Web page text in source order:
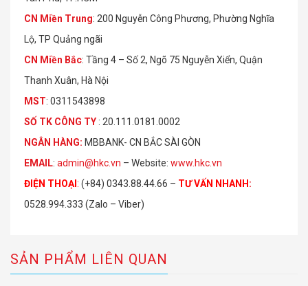
CN Miền Trung: 200 Nguyễn Công Phương, Phường Nghĩa
Lộ, TP Quảng ngãi
CN Miền Bắc: Tầng 4 – Số 2, Ngõ 75 Nguyễn Xiển, Quận
Thanh Xuân, Hà Nội
MST: 0311543898
SỐ TK CÔ NG TY : 20.111.0181.0002
NGÂN HÀNG: MBBANK- CN BẮC SÀI GÒN
EMAIL: admin@hkc.vn – Website: www.hkc.vn
ĐIỆN THOẠI: (+84) 0343.88.44.66 – TƯ VẤN NHANH :
0528.994.333 (Zalo – Viber)
SẢN PHẨM LIÊN QUAN